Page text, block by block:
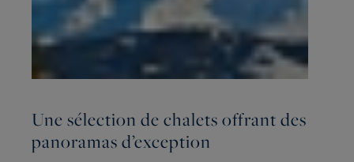
Une sélection de chalets offrant des
panoramas d’exception